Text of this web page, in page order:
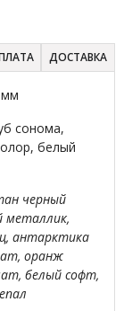
ДОСТАВКА
мм
сонома,
белый
черный
металлик,
антарктика
оранж
белый софт,